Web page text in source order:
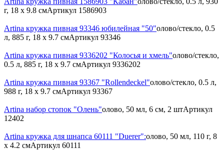
г, 18 x 9.8 смАртикул 1586903
Artina кружка пивная 93346 юбилейная "50"олово/стекло, 0.5
л, 885 г, 18 х 9.7 смАртикул 93346
Artina кружка пивная 9336202 "Колосья и хмель"олово/стекло,
0.5 л, 885 г, 18 x 9.7 смАртикул 9336202
Artina кружка пивная 93367 "Rollendeckel"олово/стекло, 0.5 л,
988 г, 18 х 9.7 смАртикул 93367
Artina набор стопок "Oлень"олово, 50 мл, 6 см, 2 штАртикул
12402
Artina кружка для шнапса 60111 "Duerer":олово, 50 мл, 110 г, 8
x 4.2 смАртикул 60111